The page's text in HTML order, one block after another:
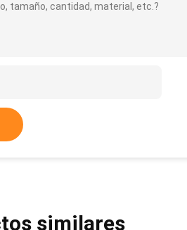
tamaño, cantidad, material, etc.?
similares